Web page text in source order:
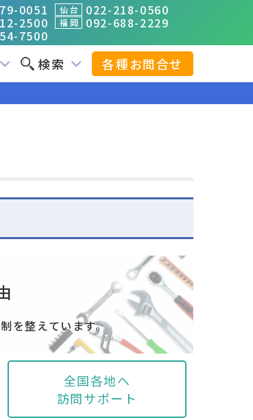
0051 仙 台 022-218-0560
2500 福 岡 092-688-2229
7500
検索 各種お問合せ
を整えています。
全国各地へ
訪問サポート